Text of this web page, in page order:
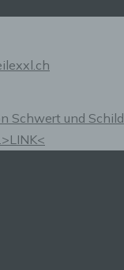
Schwert und Schild